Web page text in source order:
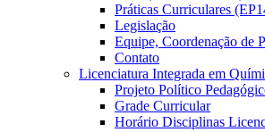
Práticas Curriculares
Legislação
Equipe, Coordenação de
Contato
Licenciatura Integrada em
Projeto Político
Grade Curricular
Horário Disciplinas